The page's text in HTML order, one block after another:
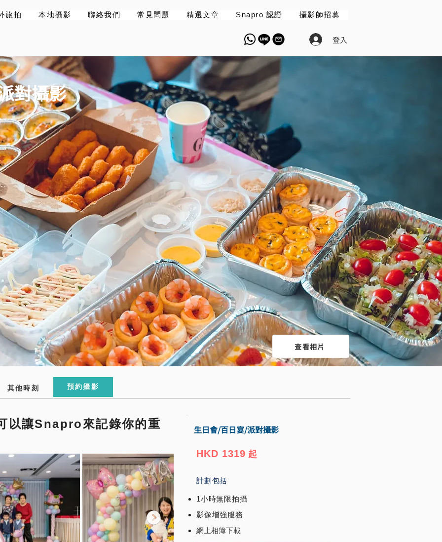
旅拍 本地攝影 聯絡我們 常見問題 精選文章 Snapro 認證 攝影師招募
登入
對攝影
查看相片
其他時刻 預約攝影
以讓Snapro來記錄你的重 生日會/百日宴/派對攝影
HKD 1319 起
計劃包括
1小時無限拍攝
​影像增強服務​
網上相簿下載